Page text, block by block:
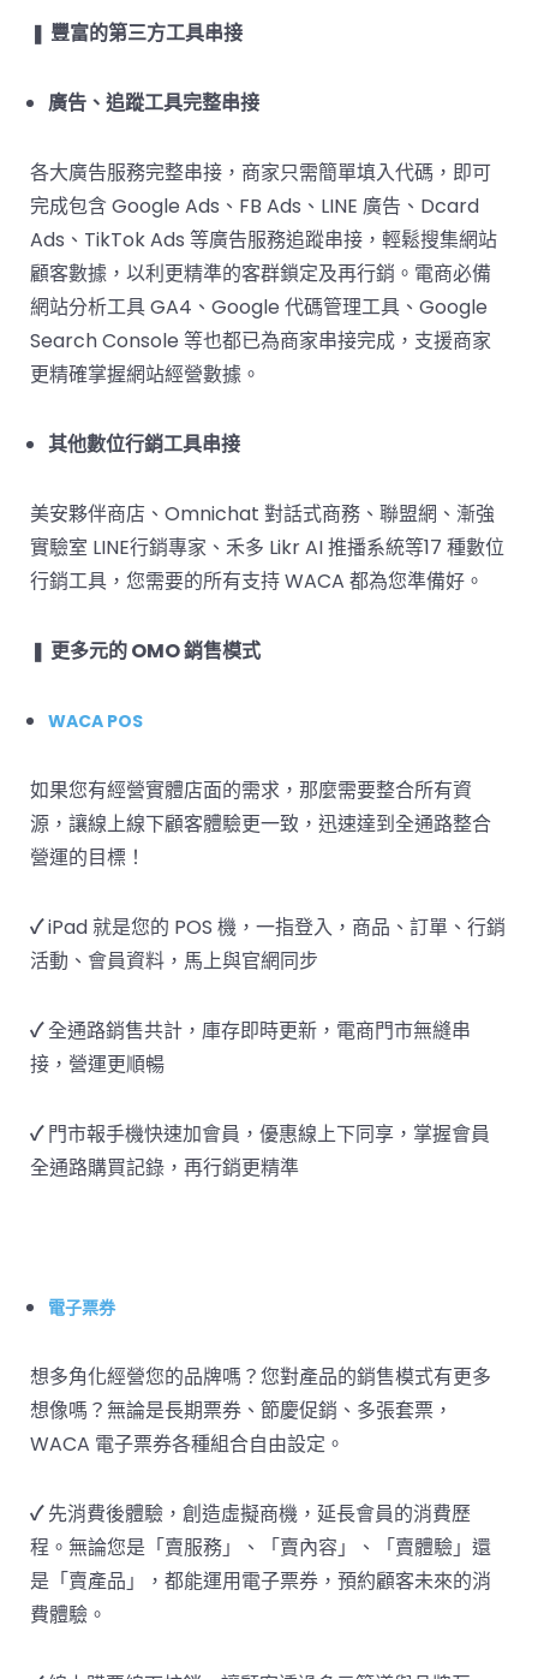
❚ 豐富的第三方工具串接
廣告、追蹤工具完整串接
各大廣告服務完整串接，商家只需簡單填入代碼，即可
完成包含 Google Ads、FB Ads、LINE 廣告、Dcard
Ads、TikTok Ads 等廣告服務追蹤串接，輕鬆搜集網站
顧客數據，以利更精準的客群鎖定及再行銷。電商必備
網站分析工具 GA4、Google 代碼管理工具、Google
Search Console 等也都已為商家串接完成，支援商家
更精確掌握網站經營數據。
其他數位行銷工具串接
美安夥伴商店、Omnichat 對話式商務、聯盟網、漸強
實驗室 LINE行銷專家、禾多 Likr AI 推播系統等17 種數位
行銷工具，您需要的所有支持 WACA 都為您準備好。
❚ 更多元的 OMO 銷售模式
WACA POS
如果您有經營實體店面的需求，那麼需要整合所有資
源，讓線上線下顧客體驗更一致，迅速達到全通路整合
營運的目標！
✓iPad 就是您的 POS 機，一指登入，商品、訂單、行銷
活動、會員資料，馬上與官網同步
✓全通路銷售共計，庫存即時更新，電商門市無縫串
接，營運更順暢
✓門市報手機快速加會員，優惠線上下同享，掌握會員
全通路購買記錄，再行銷更精準
電子票券
想多角化經營您的品牌嗎？您對產品的銷售模式有更多
想像嗎？無論是長期票券、節慶促銷、多張套票，
WACA 電子票券各種組合自由設定。
✓先消費後體驗，創造虛擬商機，延長會員的消費歷
程。無論您是「賣服務」、「賣內容」、「賣體驗」還
是「賣產品」，都能運用電子票券，預約顧客未來的消
費體驗。